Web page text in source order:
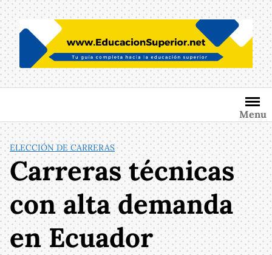
Saltar
al
contenido
Menu
ELECCIÓN DE CARRERAS
Carreras técnicas
con alta demanda
en Ecuador